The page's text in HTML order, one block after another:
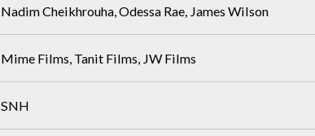
Nadim Cheikhrouha, Odessa Rae, James Wilson
Mime Films, Tanit Films, JW Films
SNH